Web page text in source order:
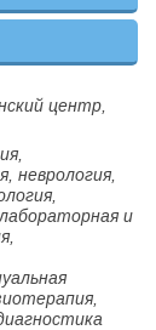
центр,
неврология,
и